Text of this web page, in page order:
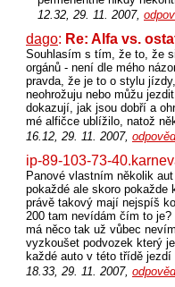
12.32, 29. 11. 2007,
dago: Re: Alfa vs.
Souhlasím s tím, že to, že
orgánů - není dle mého
pravda, že je to o stylu
neohrožuju nebo můžu
dokazují, jak jsou dobří a
mé alfičce ublížilo, natož
16.12, 29. 11. 2007,
ip-89-103-73-
Panové vlastním několik
pokaždé ale skoro pokažde
právě takový mají nejspíš
200 tam nevídám čím to
má něco tak už vůbec
vyzkoušet podvozek který
každé auto v této třídě jezdí
18.33, 29. 11. 2007,